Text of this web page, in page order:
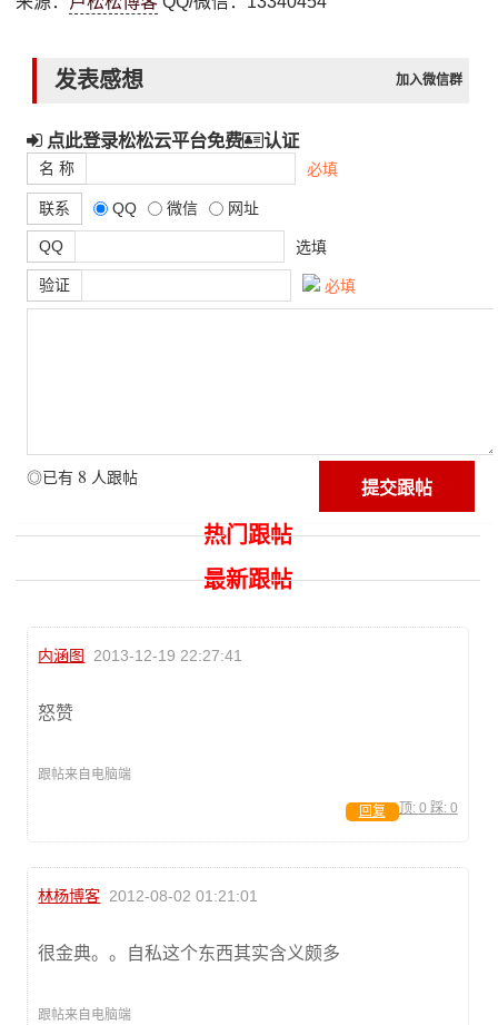
发表感想 加入微信群
点此登录松松云平台免费 认证
名 称 必填
联系 QQ 微信 网址
QQ 选填
验证 必填
◎已有 8 人跟帖
热门跟帖
最新跟帖
内涵图 2013-12-19 22:27:41
怒赞
跟帖来自电脑端
顶: 0 踩: 0
回复
林杨博客 2012-08-02 01:21:01
很金典。。自私这个东西其实含义颇多
跟帖来自电脑端